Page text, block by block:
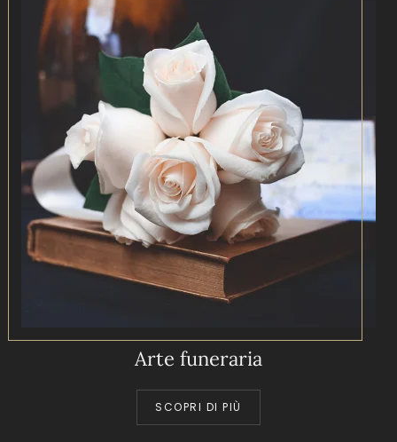
Arte funeraria
SCOPRI DI PIÙ